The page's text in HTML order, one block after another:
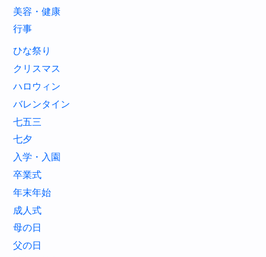
美容・健康
行事
ひな祭り
クリスマス
ハロウィン
バレンタイン
七五三
七夕
入学・入園
卒業式
年末年始
成人式
母の日
父の日